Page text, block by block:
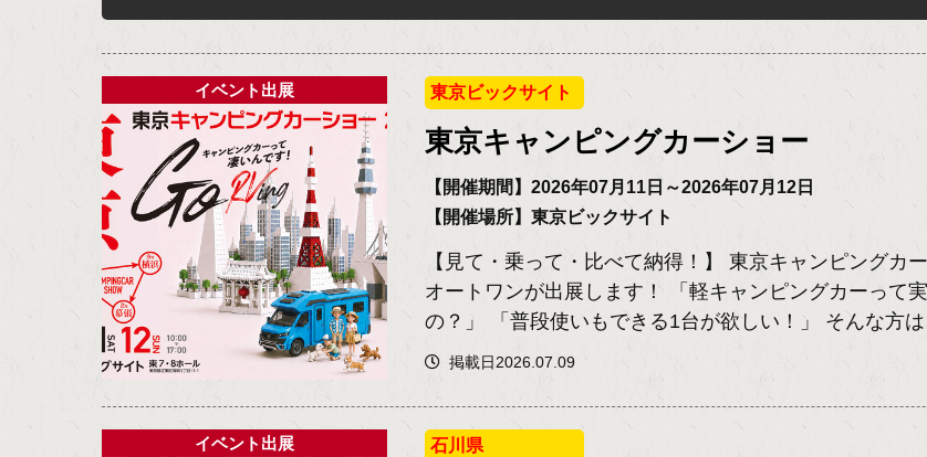
イベント出展 東京ビックサイト
東京キャンピングカーショー
【開催期間】2026年07月11日～2026年07月12日
【開催場所】東京ビックサイト
【見て・乗って・比べて納得！】 東京キャンピングカ
オートワンが出展します！ 「軽キャンピングカーって
の？」 「普段使いもできる1台が欲しい！」 そんな方
掲載日2026.07.09
イベント出展 石川県